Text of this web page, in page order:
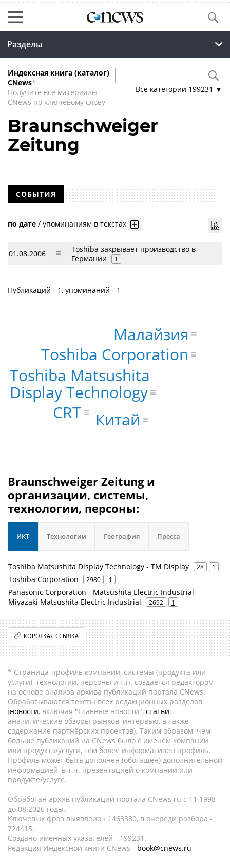
Разделы
Индексная книга (каталог)
CNews*
Получите все материалы
CNews по ключевому слову
Все категории 199231 ▼
Braunschweiger
Zeitung
СОБЫТИЯ
по дате / упоминаниям в текстах
01.08.2006
Toshiba закрывает производство в
Германии
1
Публикаций - 1, упоминаний - 1
Toshiba Matsushita
Display Technology
Toshiba Corporation
CRT Китай
Малайзия
Braunschweiger Zeitung и
организации, системы,
технологии, персоны:
ИКТ Технологии География Пресса
Toshiba Matsushita Display Technology - TM Display 28 1
Toshiba Corporation 2980 1
Panasonic Corporation - Matsushita Electric Industrial -
Miyazaki Matsushita Electric Industrial
2692 1
КОРОТКАЯ ССЫЛКА
* Страница-профиль компании, системы (продукта или
услуги), технологии, персоны и т.п. создается редактором
на основе анализа архива публикаций портала CNews.
Обрабатываются тексты всех редакционных разделов
(новости, включая "Главные новости", статьи,
аналитические обзоры рынков, интервью, а также
содержание партнёрских проектов). Таким образом, чем
больше публикаций на CNews было с именем компании
или продукта/услуги, тем более информативен профиль.
Профиль может быть дополнен (обогащен) дополнительной
информацией, в т.ч. презентацией о компании или
продукте/услуге.
Обработан архив публикаций портала CNews.ru c 11.1998
до 08.2026 годы.
Ключевых фраз выявлено - 1463330, в очереди разбора -
724415.
Создано именных указателей - 199231.
Редакция Индексной книги CNews - book@cnews.ru